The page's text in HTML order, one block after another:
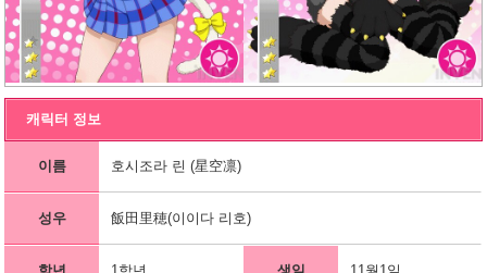
캐릭터 정보
이름 호시조라 린 (星空凛)
성우 飯田里穂(이이다 리호)